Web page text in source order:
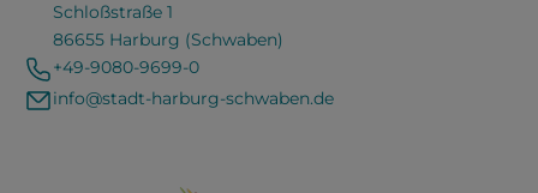
Schloßstraße 1
86655 Harburg (Schwaben)
+49-9080-9699-0
info@stadt-harburg-schwaben.de